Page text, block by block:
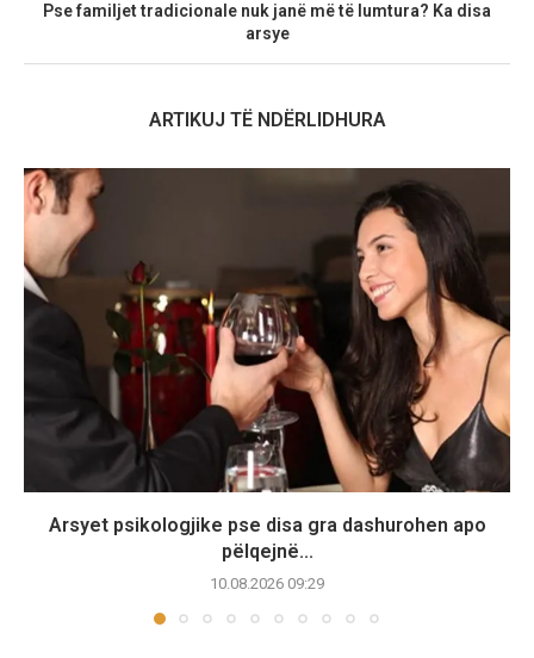
Pse familjet tradicionale nuk janë më të lumtura? Ka disa
arsye
ARTIKUJ TË NDËRLIDHURA
Arsyet psikologjike pse disa gra dashurohen apo
pëlqejnë...
10.08.2026 09:29